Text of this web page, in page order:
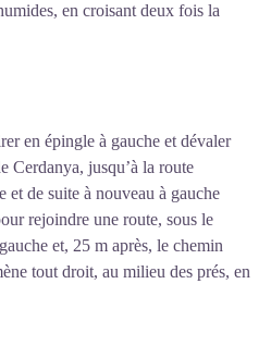
en croisant deux fois la
en épingle à gauche et dévaler
Cerdanya, jusqu’à la route
de suite à nouveau à gauche
rejoindre une route, sous le
et, 25 m après, le chemin
tout droit, au milieu des prés, en